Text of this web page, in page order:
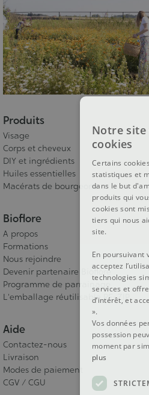
Produits
Visage
Corps et cheveux
DIY et ingrédients
Huiles essentielles
Macérats de bourgeons
Bioflore
A propos
Formations
Nous rejoindre
Devenir partenaire Bioflore
Programme de parrainage
L'emballage réutilisable RE-ZIP
Aide
Contactez-nous
Livraison
Modes de paiement
CGV / CGU
Notre site
cookies
Certains
statistiques et
dans le but
produits qui
cookies sont
tiers qui nous
site.
En poursuivant
acceptez
technologies
services et
d’intérêt, et
».
Vos données
possession
moment par
plus